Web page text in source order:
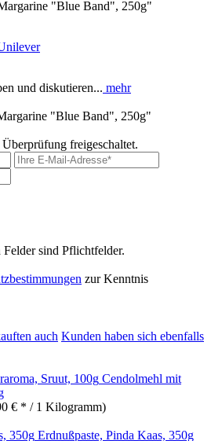
"Blue Band", 250g"
und diskutieren... mehr
"Blue Band", 250g"
freigeschaltet.
sind Pflichtfelder.
zur Kenntnis
auch Kunden haben sich ebenfalls
Cendolmehl mit
€ * / 1 Kilogramm)
Erdnußpaste, Pinda Kaas, 350g